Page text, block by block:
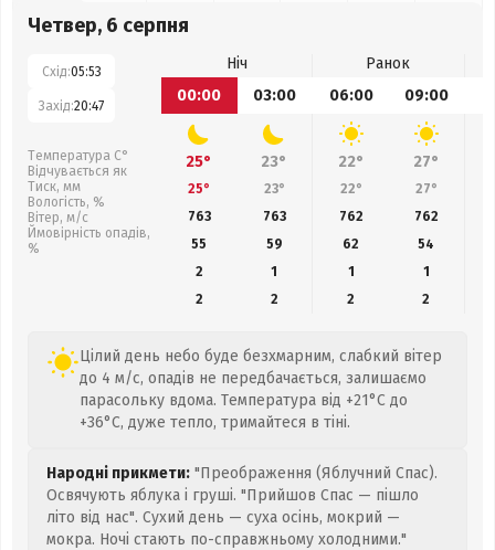
Четвер, 6 серпня
Схід:05:53
Захід:20:47
Температура С°
Відчувається як
Тиск, мм
Вологість, %
Вітер, м/с
Ймовірність опадів,
%
Ніч
Ранок
00:00
03:00 06:00 09:00
25° 23° 22° 27°
25° 23° 22° 27°
763
763 762 762
55
59 62
54
2
1 1
1
2
2 2 2
Цілий день небо буде безхмарним, слабкий вітер
до 4 м/с, опадів не передбачається, залишаємо
парасольку вдома. Температура від +21°C до
+36°C, дуже тепло, тримайтеся в тіні.
Народні прикмети: "Преображення (Яблучний Спас).
Освячують яблука і груші. "Прийшов Спас — пішло
літо від нас". Сухий день — суха осінь, мокрий —
мокра. Ночі стають по-справжньому холодними."